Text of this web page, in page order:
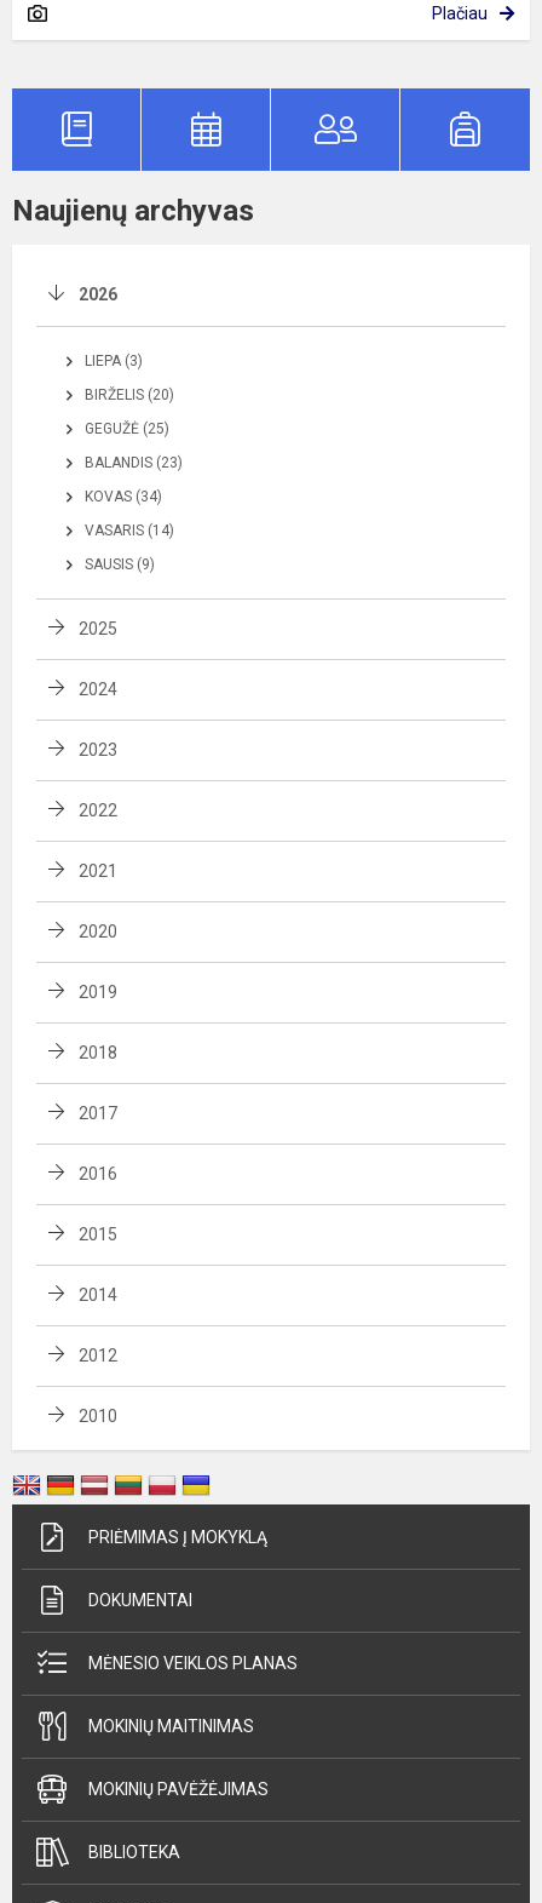
Plačiau
Naujienų archyvas
2026
LIEPA (3)
BIRŽELIS (20)
GEGUŽĖ (25)
BALANDIS (23)
KOVAS (34)
VASARIS (14)
SAUSIS (9)
2025
2024
2023
2022
2021
2020
2019
2018
2017
2016
2015
2014
2012
2010
PRIĖMIMAS Į MOKYKLĄ
DOKUMENTAI
MĖNESIO VEIKLOS PLANAS
MOKINIŲ MAITINIMAS
MOKINIŲ PAVĖŽĖJIMAS
BIBLIOTEKA